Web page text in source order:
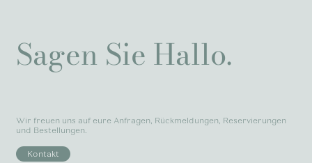
Sagen Sie Hallo.
Wir freuen uns auf eure Anfragen, Rückmeldungen, Reservierungen
und Bestellungen.
Kontakt